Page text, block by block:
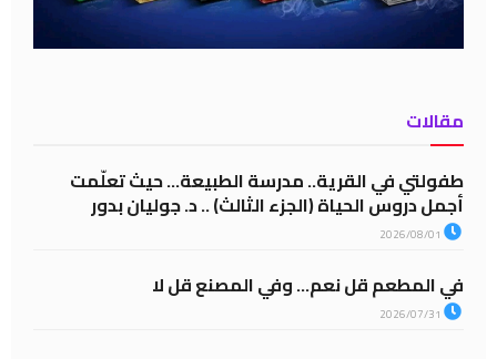
مقالات
طفولتي في القرية.. مدرسة الطبيعة… حيث تعلّمت
أجمل دروس الحياة (الجزء الثالث) .. د. جوليان بدور
في المطعم قل نعم… وفي المصنع قل لا